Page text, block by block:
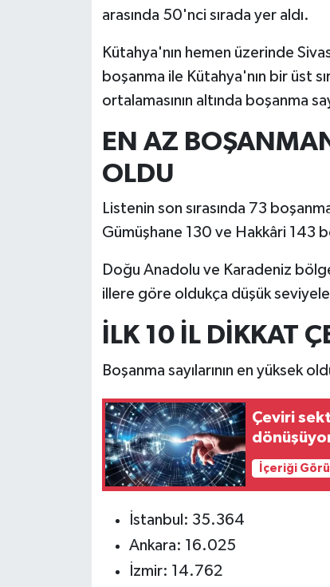
arasında 50'nci sırada yer aldı.
Kütahya'nın hemen üzerinde
boşanma ile Kütahya'nın bir üst
ortalamasının altında boşanma
EN AZ
OLDU
Listenin son sırasında 73
Gümüşhane 130 ve Hakkâri 143
Doğu Anadolu ve Karadeniz
illere göre oldukça düşük
İLK 10 İL DİKKAT
Boşanma sayılarının en yüksek
Çeviri
İçeriği
İstanbul: 35.364
Ankara: 16.025
İzmir: 14.762
Video Galeri
Yemek Tarifleri